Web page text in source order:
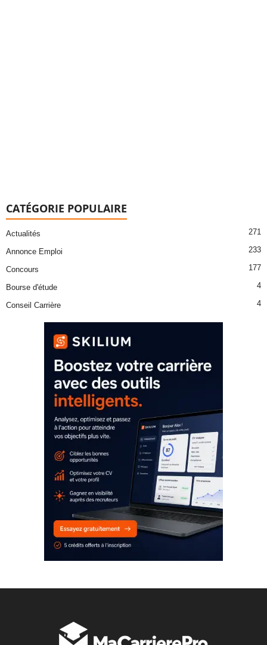
CATÉGORIE POPULAIRE
Actualités 271
Annonce Emploi 233
Concours 177
Bourse d'étude 4
Conseil Carrière 4